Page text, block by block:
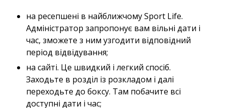
на ресепшені в найближчому Sport Life.
Адміністратор запропонує вам вільні дати і
час, зможете з ним узгодити відповідний
період відвідування;
на сайті. Це швидкий і легкий спосіб.
Заходьте в розділ із розкладом і далі
переходьте до боксу. Там побачите всі
доступні дати і час;